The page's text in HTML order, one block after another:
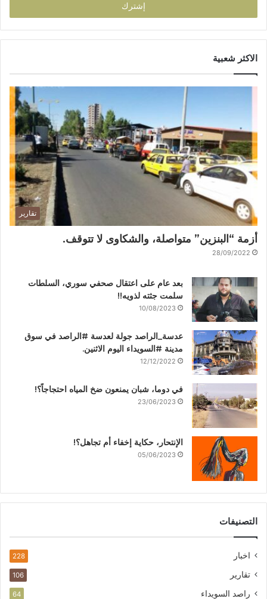
الاكثر شعبية
تقارير
أزمة “البنزين” متواصلة، والشكاوى لا تتوقف.
28/09/2022
بعد عام على اعتقال صحفي سوري، السلطات
سلمت جثته لذويه!!
10/08/2023
عدسة_الراصد جولة لعدسة #الراصد في سوق
مدينة #السويداء اليوم الاثنين.
12/12/2022
في دوما، شبان يمنعون ضخ المياه احتجاجاً؟!
23/06/2023
الإنتحار، حكاية إخفاء أم تجاهل؟!
05/06/2023
التصنيفات
اخبار 228
تقارير 106
راصد السويداء 64